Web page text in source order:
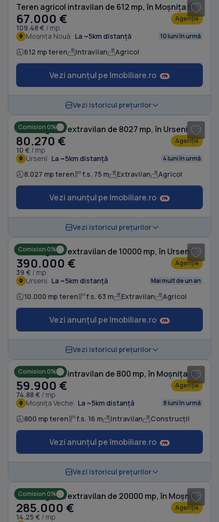
Teren agricol intravilan de 612 mp, în Moșnița Nouă
67.000 €
109.48 € / mp
Agenție
Moșnița Nouă La ~5km distanță 10 luni în urmă
612 mp teren Intravilan Agricol
Vezi anunțul pe Imobiliare.ro
Vezi istoricul prețurilor
Comision 0%
Teren agricol extravilan de 8027 mp, în Urseni
80.270 €
10 € / mp
Agenție
Urseni La ~5km distanță 4 luni în urmă
8.027 mp teren f.s. 75 m Extravilan Agricol
Vezi anunțul pe Imobiliare.ro
Vezi istoricul prețurilor
Comision 0%
Teren agricol extravilan de 10000 mp, în Urseni
390.000 €
39 € / mp
Agenție
Urseni La ~5km distanță Mai mult de un an
10.000 mp teren f.s. 63 m Extravilan Agricol
Vezi anunțul pe Imobiliare.ro
Vezi istoricul prețurilor
Comision 0% Teren agricol intravilan de 800 mp, în Moșnița Veche
59.900 €
74.88 € / mp
Agenție
Moșnița Veche La ~5km distanță 8 luni în urmă
800 mp teren f.s. 16 m Intravilan Construcții
Vezi anunțul pe Imobiliare.ro
Vezi istoricul prețurilor
Comision 0% Teren agricol extravilan de 20000 mp, în Moșnița Veche
285.000 €
14.25 € / mp
Agenție